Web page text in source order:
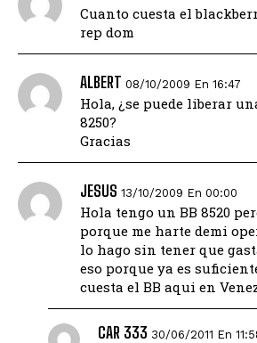
Cuanto cuesta el
rep dom
ALBERT 08/10/2009 En 16:47
Hola, ¿se puede liberar
8250?
Gracias
JESUS 13/10/2009 En 00:00
Hola tengo un BB 8520
porque me harte demi
lo hago sin tener que
eso porque ya es
cuesta el BB aqui en
CAR 333 30/06/2011 En